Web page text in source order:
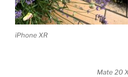
iPhone XR
Mate 20